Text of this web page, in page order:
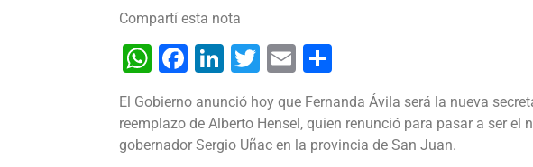
Compartí esta nota
WhatsApp
Facebook
LinkedIn
Twitter
Email
El Gobierno anunció hoy que Fernanda Ávila será la nueva
reemplazo de Alberto Hensel, quien renunció para pasar a ser el
gobernador Sergio Uñac en la provincia de San Juan.